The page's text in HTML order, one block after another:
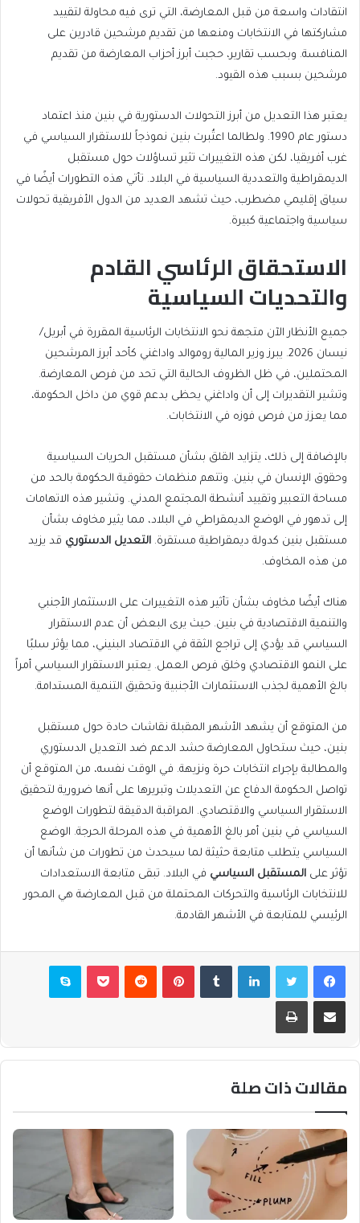
انتقادات واسعة من قبل المعارضة، التي ترى فيه محاولة لتقييد
مشاركتها في الانتخابات ومنعها من تقديم مرشحين قادرين على
المنافسة. وبحسب تقارير، حجبت أبرز أحزاب المعارضة من تقديم
مرشحين بسبب هذه القيود.
يعتبر هذا التعديل من أبرز التحولات الدستورية في بنين منذ اعتماد
دستور عام 1990. ولطالما اعتُبرت بنين نموذجاً للاستقرار السياسي في
غرب أفريقيا، لكن هذه التغييرات تثير تساؤلات حول مستقبل
الديمقراطية والتعددية السياسية في البلاد. تأتي هذه التطورات أيضًا في
سياق إقليمي مضطرب، حيث تشهد العديد من الدول الأفريقية تحولات
سياسية واجتماعية كبيرة.
الاستحقاق الرئاسي القادم
والتحديات السياسية
جميع الأنظار الآن متجهة نحو الانتخابات الرئاسية المقررة في أبريل/
نيسان 2026. يبرز وزير المالية روموالد واداغني كأحد أبرز المرشحين
المحتملين، في ظل الظروف الحالية التي تحد من فرص المعارضة.
وتشير التقديرات إلى أن واداغني يحظى بدعم قوي من داخل الحكومة،
مما يعزز من فرص فوزه في الانتخابات.
بالإضافة إلى ذلك، يتزايد القلق بشأن مستقبل الحريات السياسية
وحقوق الإنسان في بنين. وتتهم منظمات حقوقية الحكومة بالحد من
مساحة التعبير وتقييد أنشطة المجتمع المدني. وتشير هذه الاتهامات
إلى تدهور في الوضع الديمقراطي في البلاد، مما يثير مخاوف بشأن
مستقبل بنين كدولة ديمقراطية مستقرة. التعديل الدستوري قد يزيد
من هذه المخاوف.
هناك أيضًا مخاوف بشأن تأثير هذه التغييرات على الاستثمار الأجنبي
والتنمية الاقتصادية في بنين. حيث يرى البعض أن عدم الاستقرار
السياسي قد يؤدي إلى تراجع الثقة في الاقتصاد البنيني، مما يؤثر سلبًا
على النمو الاقتصادي وخلق فرص العمل. يعتبر الاستقرار السياسي أمراً
بالغ الأهمية لجذب الاستثمارات الأجنبية وتحقيق التنمية المستدامة.
من المتوقع أن يشهد الأشهر المقبلة نقاشات حادة حول مستقبل
بنين، حيث ستحاول المعارضة حشد الدعم ضد التعديل الدستوري
والمطالبة بإجراء انتخابات حرة ونزيهة. في الوقت نفسه، من المتوقع أن
تواصل الحكومة الدفاع عن التعديلات وتبريرها على أنها ضرورية لتحقيق
الاستقرار السياسي والاقتصادي. المراقبة الدقيقة لتطورات الوضع
السياسي في بنين أمر بالغ الأهمية في هذه المرحلة الحرجة. الوضع
السياسي يتطلب متابعة حثيثة لما سيحدث من تطورات من شأنها أن
تؤثر على المستقبل السياسي في البلاد. تبقى متابعة الاستعدادات
للانتخابات الرئاسية والتحركات المحتملة من قبل المعارضة هي المحور
الرئيسي للمتابعة في الأشهر القادمة.
فيسبوكتويتر لينكدإن بينتيريست بوكيت سكايب
مشاركة عبر البريد طباعة
مقالات ذات صلة